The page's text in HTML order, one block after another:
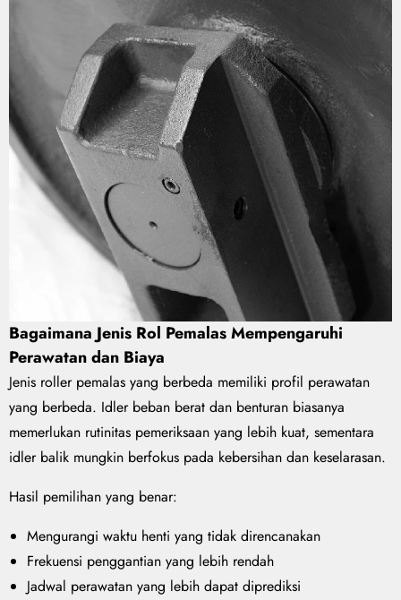
Bagaimana Jenis Rol Pemalas Mempengaruhi
Perawatan dan Biaya
Jenis roller pemalas yang berbeda memiliki profil perawatan
yang berbeda. Idler beban berat dan benturan biasanya
memerlukan rutinitas pemeriksaan yang lebih kuat, sementara
idler balik mungkin berfokus pada kebersihan dan keselarasan.
Hasil pemilihan yang benar:
Mengurangi waktu henti yang tidak direncanakan
Frekuensi penggantian yang lebih rendah
Jadwal perawatan yang lebih dapat diprediksi